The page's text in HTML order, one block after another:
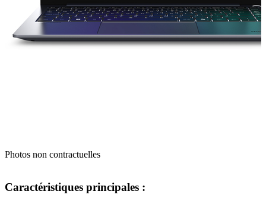
Photos non contractuelles
Caractéristiques principales :